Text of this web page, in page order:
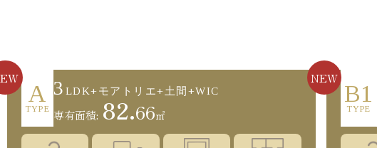
A
TYPE
3 LDK+モアトリエ+土間+WIC
専有面積: 82.66㎡
NEW
B1
TYPE